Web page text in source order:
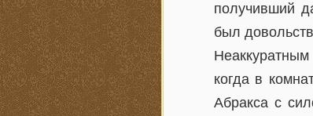
получивший
был
когда в
Абракса с